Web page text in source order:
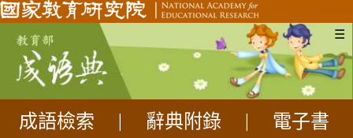
☰
成語檢索 辭典附錄
電子書